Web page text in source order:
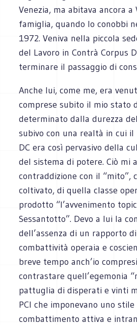
Venezia, ma abitava ancora a
famiglia, quando lo conobbi
1972. Veniva nella piccola
del Lavoro in Contrà Corpus
terminare il passaggio di
Anche lui, come me, era
comprese subito il mio stato
determinato dalla durezza
subivo con una realtà in cui
DC era così pervasivo della
del sistema di potere. Ciò mi
contraddizione con il “mito”,
coltivato, di quella classe
prodotto “l’avvenimento
Sessantotto”. Devo a lui la
dell’assenza di un rapporto
combattività operaia e
breve tempo anch’io
contrastare quell’egemonia
pattuglia di disperati e vinti
PCI che imponevano uno
combattimento attiva e